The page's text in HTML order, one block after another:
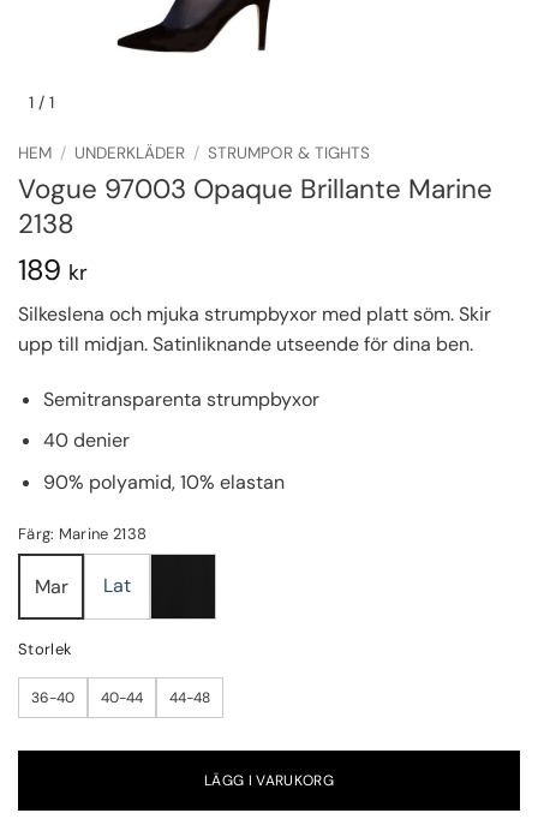
1 / 1
HEM / UNDERKLÄDER / STRUMPOR & TIGHTS
Vogue 97003 Opaque Brillante Marine
2138
189 kr
Silkeslena och mjuka strumpbyxor med platt söm. Skir
upp till midjan. Satinliknande utseende för dina ben.
Semitransparenta strumpbyxor
40 denier
90% polyamid, 10% elastan
Färg: Marine 2138
Mar Lat
Storlek
36-40 40-44 44-48
LÄGG I VARUKORG